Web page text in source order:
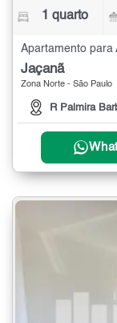
1 quarto
Apartamento para
Jaçanã
Zona Norte - São Paulo
R Palmira